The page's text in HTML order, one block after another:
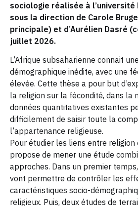
sociologie réalisée à
sous la direction de Carole
principale) et d’Aurélien Dasré
juillet 2026.
L’Afrique subsaharienne connait
démographique inédite, avec une
élevée. Cette thèse a pour but
la religion sur la fécondité, dans la
données quantitatives existantes
difficilement de saisir toute la
l’appartenance religieuse.
Pour étudier les liens entre religion
propose de mener une étude
approches. Dans un premier
vont permettre de contrôler les
caractéristiques socio-
religieux. Puis, deux études de